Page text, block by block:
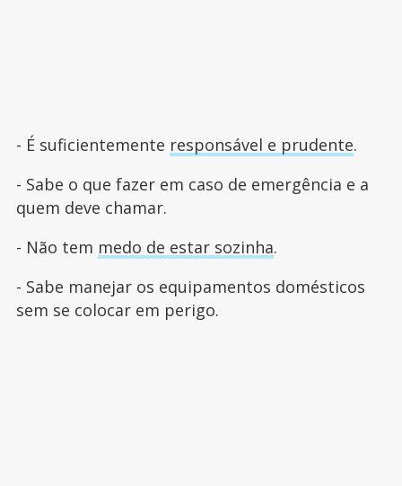
- É suficientemente responsável e prudente.
- Sabe o que fazer em caso de emergência e a
quem deve chamar.
- Não tem medo de estar sozinha.
- Sabe manejar os equipamentos domésticos
sem se colocar em perigo.